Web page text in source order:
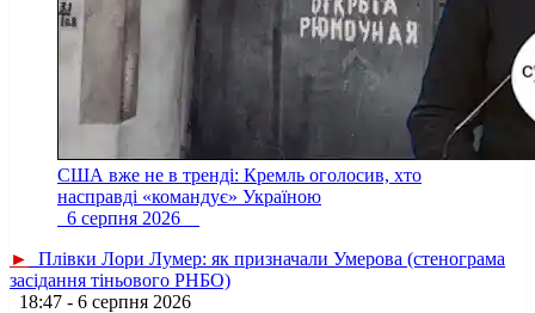
США вже не в тренді: Кремль оголосив, хто
насправді «командує» Україною
6 серпня 2026
►
Плівки Лори Лумер: як призначали Умерова (стенограма
засідання тіньового РНБО)
18:47 - 6 серпня 2026